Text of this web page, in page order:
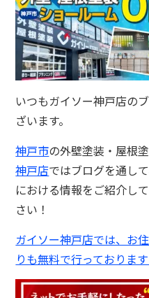
いつもガイソー神戸店の
ざいます。
神戸市の外壁塗装・屋根
神戸店ではブログを通し
における情報をご紹介し
さい！
ガイソー神戸店では、お
りも無料で行っております